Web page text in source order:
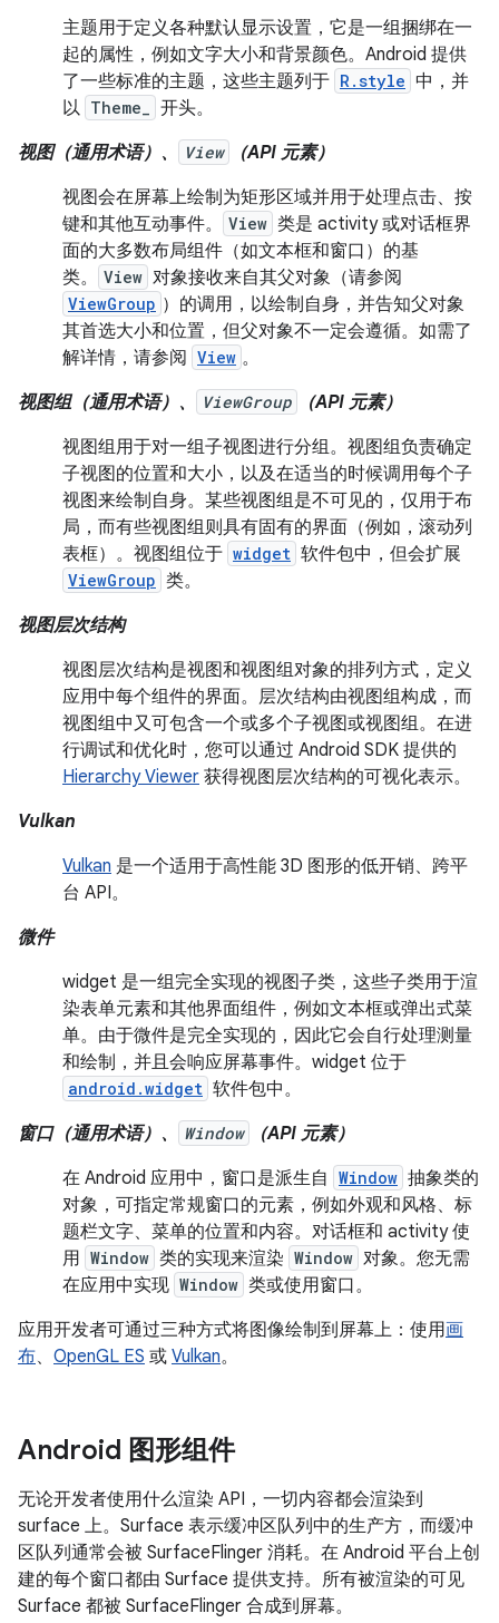
主题用于定义各种默认显示设置，它是一组捆绑在一
起的属性，例如文字大小和背景颜色。Android 提供
了一些标准的主题，这些主题列于 R.style 中，并
以 Theme_
开头。
视图（通用术语）、
View
（API 元素）
视图会在屏幕上绘制为矩形区域并用于处理点击、按
键和其他互动事件。
View 类是 activity 或对话框界
面的大多数布局组件（如文本框和窗口）的基
类。
View 对象接收来自其父对象（请参阅
ViewGroup ）的调用，以绘制自身，并告知父对象
其首选大小和位置，但父对象不一定会遵循。如需了
解详情，请参阅 View 。
视图组（通用术语）、
ViewGroup
（API 元素）
视图组用于对一组子视图进行分组。视图组负责确定
子视图的位置和大小，以及在适当的时候调用每个子
视图来绘制自身。某些视图组是不可见的，仅用于布
局，而有些视图组则具有固有的界面（例如，滚动列
表框）。视图组位于 widget 软件包中，但会扩展
ViewGroup 类。
视图层次结构
视图层次结构是视图和视图组对象的排列方式，定义
应用中每个组件的界面。层次结构由视图组构成，而
视图组中又可包含一个或多个子视图或视图组。在进
行调试和优化时，您可以通过 Android SDK 提供的
Hierarchy Viewer 获得视图层次结构的可视化表示。
Vulkan
Vulkan 是一个适用于高性能 3D 图形的低开销、跨平
台 API。
微件
widget 是一组完全实现的视图子类，这些子类用于渲
染表单元素和其他界面组件，例如文本框或弹出式菜
单。由于微件是完全实现的，因此它会自行处理测量
和绘制，并且会响应屏幕事件。widget 位于
android.widget 软件包中。
窗口（通用术语）、
Window
（API 元素）
在 Android 应用中，窗口是派生自 Window 抽象类的
对象，可指定常规窗口的元素，例如外观和风格、标
题栏文字、菜单的位置和内容。对话框和 activity 使
用 Window 类的实现来渲染 Window 对象。您无需
在应用中实现 Window 类或使用窗口。
应用开发者可通过三种方式将图像绘制到屏幕上：使用画
布、 OpenGL ES 或 Vulkan。
Android 图形组件
无论开发者使用什么渲染 API，一切内容都会渲染到
surface 上。Surface 表示缓冲区队列中的生产方，而缓冲
区队列通常会被 SurfaceFlinger 消耗。在 Android 平台上创
建的每个窗口都由 Surface 提供支持。所有被渲染的可见
Surface 都被 SurfaceFlinger 合成到屏幕。